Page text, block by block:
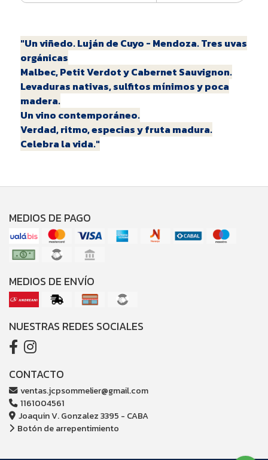
"Un viñedo. Luján de Cuyo - Mendoza. Tres uvas
orgánicas
Malbec, Petit Verdot y Cabernet Sauvignon.
Levaduras nativas, sulfitos mínimos y poca
madera.
Un vino contemporáneo.
Verdad, ritmo, especias y fruta madura.
Celebra la vida."
MEDIOS DE PAGO
MEDIOS DE ENVÍO
NUESTRAS REDES SOCIALES
CONTACTO
ventas.jcpsommelier@gmail.com
1161004561
Joaquin V. Gonzalez 3395 - CABA
Botón de arrepentimiento